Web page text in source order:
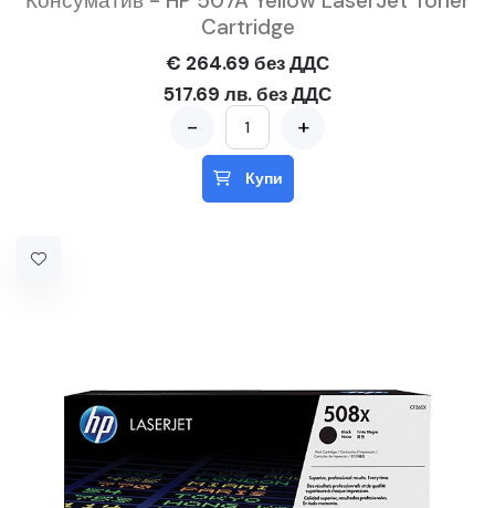
Cartridge
€ 264.69 без ДДС
517.69 лв. без ДДС
- +
Купи